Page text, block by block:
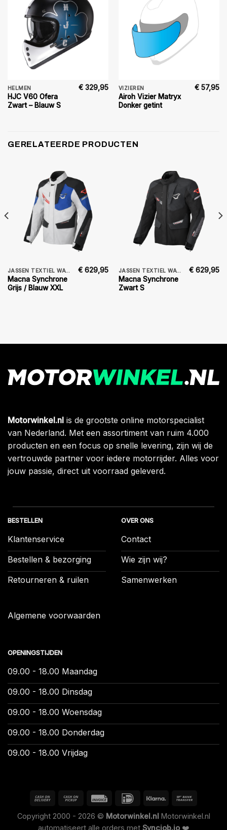
HELMEN
HJC V60 Ofera
Zwart – Blauw S
€ 329,95 VIZIEREN
Airoh Vizier Matryx
Donker getint
€ 57,95
GERELATEERDE PRODUCTEN
JASSEN TEXTIEL WATERDICHT
Macna Synchrone
Grijs / Blauw XXL
€ 629,95 JASSEN TEXTIEL WATERDICHT
Macna Synchrone
Zwart S
€ 629,95
Motorwinkel.nl is de grootste online motorspecialist
van Nederland. Met een assortiment van ruim 4.000
producten en een focus op snelle levering, zijn wij de
vertrouwde partner voor iedere motorrijder. Alles voor
jouw passie, direct uit voorraad geleverd.
BESTELLEN
Klantenservice
Bestellen & bezorging
Retourneren & ruilen
Algemene voorwaarden
OVER ONS
Contact
Wie zijn wij?
Samenwerken
OPENINGSTIJDEN
09.00 - 18.00 Maandag
09.00 - 18.00 Dinsdag
09.00 - 18.00 Woensdag
09.00 - 18.00 Donderdag
09.00 - 18.00 Vrijdag
Copyright 2000 - 2026 © Motorwinkel.nl Motorwinkel.nl
automatiseert alle orders met Syncjob.io ❤️